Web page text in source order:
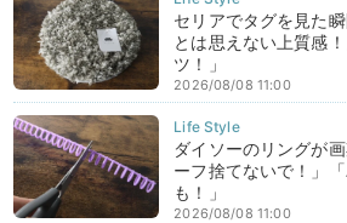
セリアでタグを見た
とは思えない上質感
ツ！」
2026/08/08 11:00
ダイソーのリングが
ーフ捨てないで！」
も！」
2026/08/08 11:00